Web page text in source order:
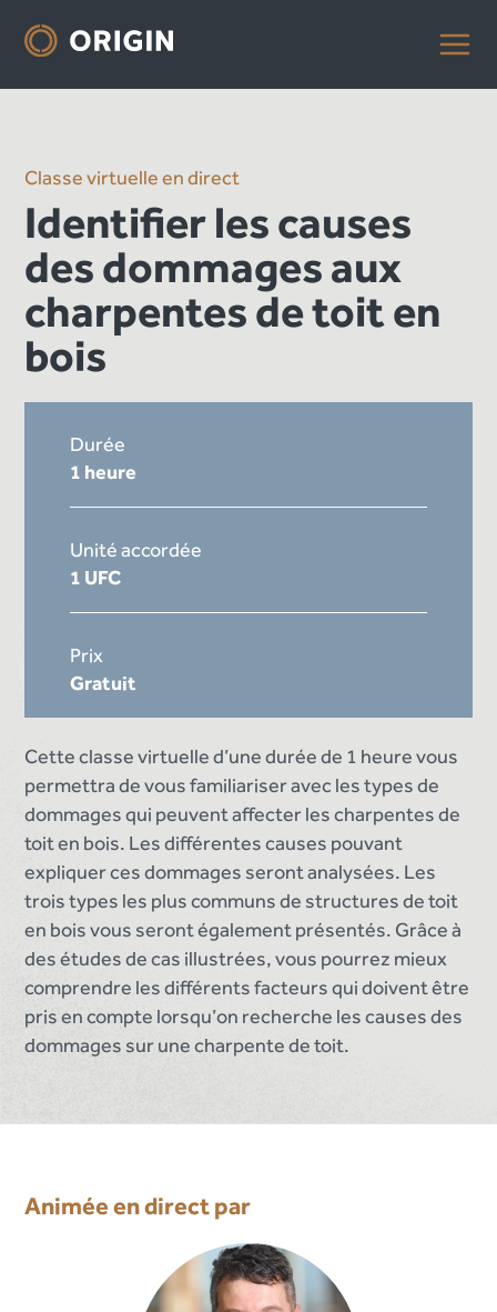
Classe virtuelle en direct
Identifier les causes
des dommages aux
charpentes de toit en
bois
Durée
1 heure
Unité accordée
1 UFC
Prix
Gratuit
Cette classe virtuelle d’une durée de 1 heure vous
permettra de vous familiariser avec les types de
dommages qui peuvent affecter les charpentes de
toit en bois. Les différentes causes pouvant
expliquer ces dommages seront analysées. Les
trois types les plus communs de structures de toit
en bois vous seront également présentés. Grâce à
des études de cas illustrées, vous pourrez mieux
comprendre les différents facteurs qui doivent être
pris en compte lorsqu’on recherche les causes des
dommages sur une charpente de toit.
Animée en direct par